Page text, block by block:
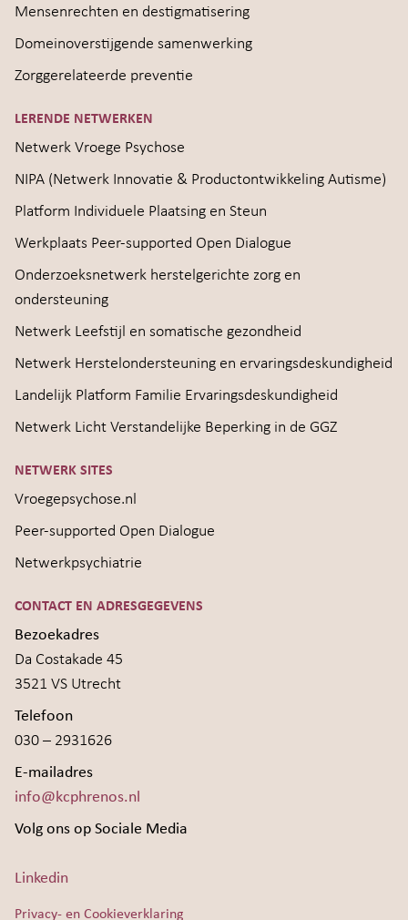
Mensenrechten en destigmatisering
Domeinoverstijgende samenwerking
Zorggerelateerde preventie
LERENDE NETWERKEN
Netwerk Vroege Psychose
NIPA (Netwerk Innovatie & Productontwikkeling Autisme)
Platform Individuele Plaatsing en Steun
Werkplaats Peer-supported Open Dialogue
Onderzoeksnetwerk herstelgerichte zorg en
ondersteuning
Netwerk Leefstijl en somatische gezondheid
Netwerk Herstelondersteuning en ervaringsdeskundigheid
Landelijk Platform Familie Ervaringsdeskundigheid
Netwerk Licht Verstandelijke Beperking in de GGZ
NETWERK SITES
Vroegepsychose.nl
Peer-supported Open Dialogue
Netwerkpsychiatrie
CONTACT EN ADRESGEGEVENS
Bezoekadres
Da Costakade 45
3521 VS Utrecht
Telefoon
030 – 2931626
E-mailadres
info@kcphrenos.nl
Volg ons op Sociale Media
Linkedin
Privacy- en Cookieverklaring